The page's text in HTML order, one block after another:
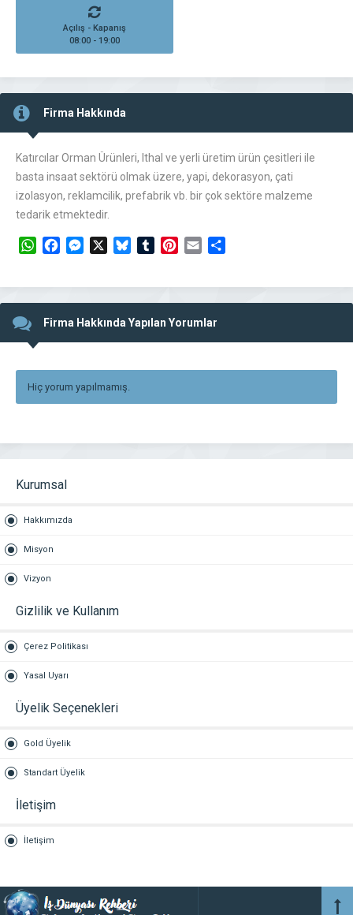
Açılış - Kapanış
08:00 - 19:00
Firma Hakkında
Katırcılar Orman Ürünleri, Ithal ve yerli üretim ürün çesitleri ile
basta insaat sektörü olmak üzere, yapi, dekorasyon, çati
izolasyon, reklamcilik, prefabrik vb. bir çok sektöre malzeme
tedarik etmektedir.
WhatsAppFacebookMessengerBlueskyTumblrPinterest
Email
Firma Hakkında Yapılan Yorumlar
Hiç yorum yapılmamış.
Kurumsal
Hakkımızda
Misyon
Vizyon
Gizlilik ve Kullanım
Çerez Politikası
Yasal Uyarı
Üyelik Seçenekleri
Gold Üyelik
Standart Üyelik
İletişim
İletişim